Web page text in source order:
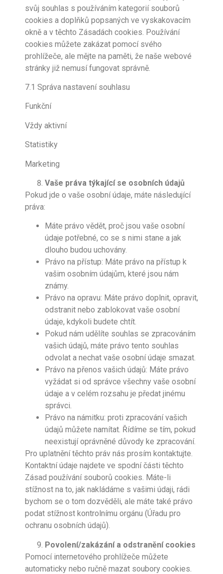
svůj souhlas s používáním kategorií souborů
cookies a doplňků popsaných ve vyskakovacím
okně a v těchto Zásadách cookies. Používání
cookies můžete zakázat pomocí svého
prohlížeče, ale mějte na paměti, že naše webové
stránky již nemusí fungovat správně.
7.1 Správa nastavení souhlasu
Funkční
Vždy aktivní
Statistiky
Marketing
Vaše práva týkající se osobních údajů
Pokud jde o vaše osobní údaje, máte následující
práva:
Máte právo vědět, proč jsou vaše osobní
údaje potřebné, co se s nimi stane a jak
dlouho budou uchovány.
Právo na přístup: Máte právo na přístup k
vašim osobním údajům, které jsou nám
známy.
Právo na opravu: Máte právo doplnit, opravit,
odstranit nebo zablokovat vaše osobní
údaje, kdykoli budete chtít.
Pokud nám udělíte souhlas se zpracováním
vašich údajů, máte právo tento souhlas
odvolat a nechat vaše osobní údaje smazat.
Právo na přenos vašich údajů: Máte právo
vyžádat si od správce všechny vaše osobní
údaje a v celém rozsahu je předat jinému
správci.
Právo na námitku: proti zpracování vašich
údajů můžete namítat. Řídíme se tím, pokud
neexistují oprávněné důvody ke zpracování.
Pro uplatnění těchto práv nás prosím kontaktujte.
Kontaktní údaje najdete ve spodní části těchto
Zásad používání souborů cookies. Máte-li
stížnost na to, jak nakládáme s vašimi údaji, rádi
bychom se o tom dozvěděli, ale máte také právo
podat stížnost kontrolnímu orgánu (Úřadu pro
ochranu osobních údajů).
Povolení/zakázání a odstranění cookies
Pomocí internetového prohlížeče můžete
automaticky nebo ručně mazat soubory cookies.